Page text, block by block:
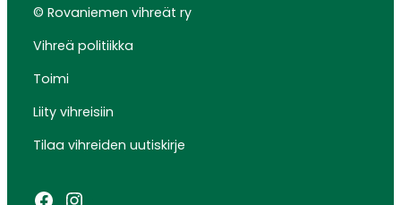
© Rovaniemen vihreät ry
Vihreä politiikka
Toimi
Liity vihreisiin
Tilaa vihreiden uutiskirje
Facebook
Instagram